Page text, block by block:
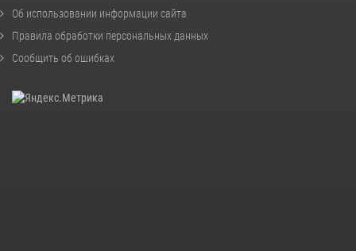
Об использовании информации сайта
Правила обработки персональных данных
Сообщить об ошибках